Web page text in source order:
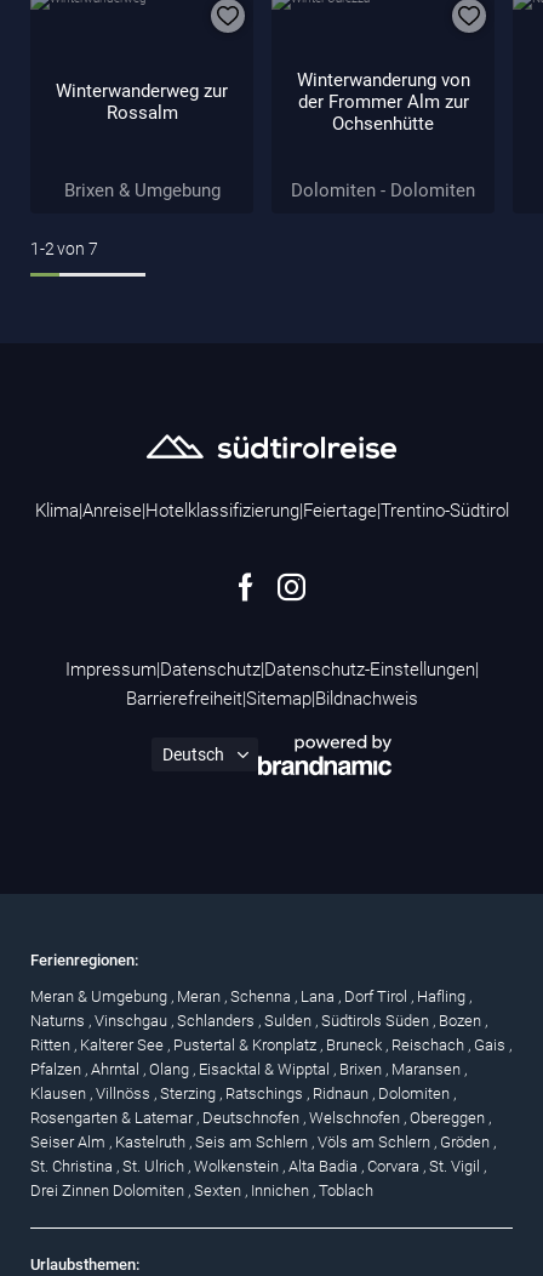
Winterwanderweg zur
Rossalm
Brixen & Umgebung
Winterwanderung von
der Frommer Alm zur
Ochsenhütte
Dolomiten - Dolomiten
1-2von 7
Klima|Anreise|Hotelklassifizierung|Feiertage|Trentino-Südtirol
Impressum|Datenschutz|Datenschutz-Einstellungen|
Barrierefreiheit|Sitemap|Bildnachweis
Ferienregionen:
Meran & Umgebung , Meran , Schenna , Lana , Dorf Tirol , Hafling ,
Naturns , Vinschgau , Schlanders , Sulden , Südtirols Süden , Bozen ,
Ritten , Kalterer See , Pustertal & Kronplatz , Bruneck , Reischach , Gais ,
Pfalzen , Ahrntal , Olang , Eisacktal & Wipptal , Brixen , Maransen ,
Klausen , Villnöss , Sterzing , Ratschings , Ridnaun , Dolomiten ,
Rosengarten & Latemar , Deutschnofen , Welschnofen , Obereggen ,
Seiser Alm , Kastelruth , Seis am Schlern , Völs am Schlern , Gröden ,
St. Christina , St. Ulrich , Wolkenstein , Alta Badia , Corvara , St. Vigil ,
Drei Zinnen Dolomiten , Sexten , Innichen , Toblach
Urlaubsthemen: